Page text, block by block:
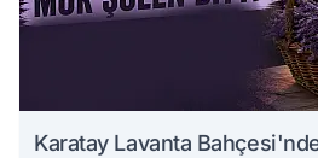
Karatay Lavanta